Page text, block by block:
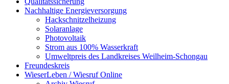
Nachhaltige Energieversorgung
Hackschnitzelheizung
Solaranlage
Photovoltaik
Strom aus 100% Wasserkraft
Umweltpreis des Landkreises Weilheim-Schongau
Freundeskreis
WieserLeben / Wiesruf Online